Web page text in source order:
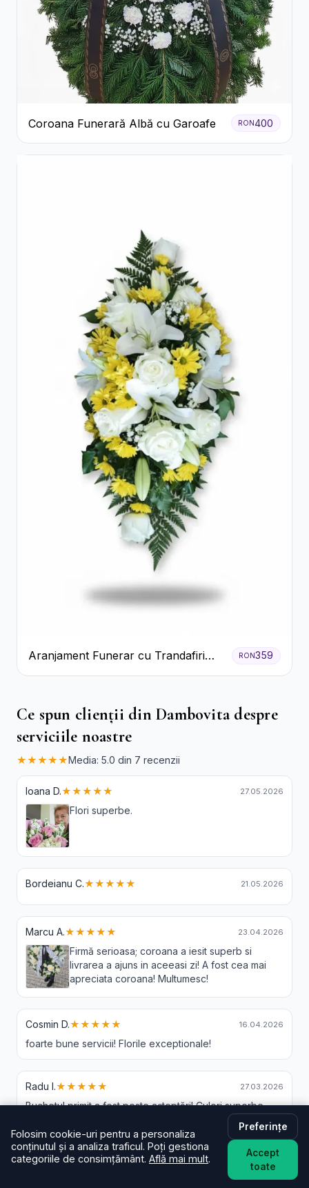
Coroana Funerară Albă cu Garoafe RON400
Aranjament Funerar cu Trandafiri
Albi Crizanteme Galbene și Crini
RON359
Ce spun clienții din Dambovita despre
serviciile noastre
★★★★★Media: 5.0 din 7 recenzii
Ioana D.★★★★★ 27.05.2026
Flori superbe.
Bordeianu C.★★★★★ 21.05.2026
Marcu A.★★★★★ 23.04.2026
Firmă serioasa; coroana a iesit superb si
livrarea a ajuns in aceeasi zi! A fost cea mai
apreciata coroana! Multumesc!
Cosmin D.★★★★★ 16.04.2026
foarte bune servicii! Florile exceptionale!
Radu I.★★★★★ 27.03.2026
Buchetul primit a fost peste așteptări! Culori superbe,
flori proaspete și un aranjament deosebit. Se vede
profesionalismul și grija pentru client. Recomand cu
încredere!
Folosim cookie-uri pentru a personaliza
conținutul și a analiza traficul. Poți gestiona
categoriile de consimțământ. Află mai mult.
Preferințe
Accept
toate